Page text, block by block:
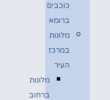
כוכבים
ברומא
מלונות
במרכז
העיר
מלונות
ברחוב